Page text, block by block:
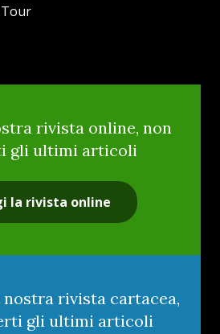
rivista online, non
gli ultimi articoli
la rivista online
nostra rivista cartacea,
gli ultimi articoli